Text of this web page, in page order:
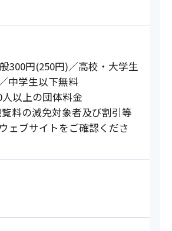
300円(250円)／高校・大学生
中学生以下無料
以上の団体料金
料の減免対象者及び割引等
ェブサイトをご確認くださ